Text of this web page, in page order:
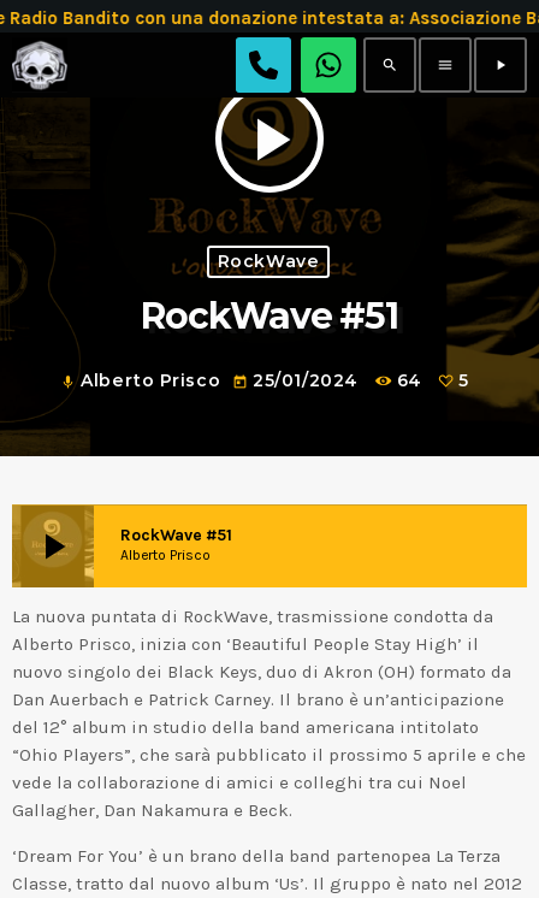
Bandito con una donazione intestata a: Associazione
search menu play_arrow
play_arrow
RockWave
RockWave #51
mic Alberto Prisco today 25/01/2024 64 5
play_arrow RockWave #51
Alberto Prisco
La nuova puntata di RockWave, trasmissione condotta da
Alberto Prisco, inizia con ‘Beautiful People Stay High’ il
nuovo singolo dei Black Keys, duo di Akron (OH) formato da
Dan Auerbach e Patrick Carney. Il brano è un’anticipazione
del 12° album in studio della band americana intitolato
“Ohio Players”, che sarà pubblicato il prossimo 5 aprile e che
vede la collaborazione di amici e colleghi tra cui Noel
Gallagher, Dan Nakamura e Beck.
‘Dream For You’ è un brano della band partenopea La Terza
Classe, tratto dal nuovo album ‘Us’. Il gruppo è nato nel 2012